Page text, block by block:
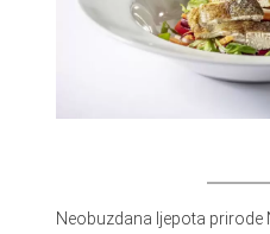
Neobuzdana ljepota